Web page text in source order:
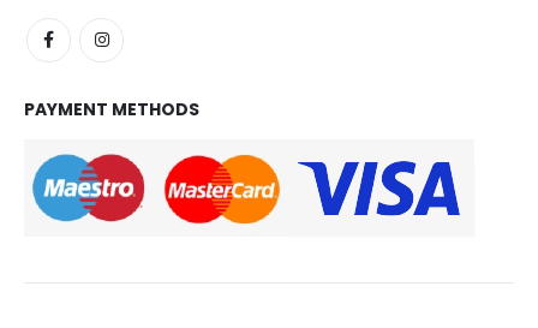
PAYMENT METHODS